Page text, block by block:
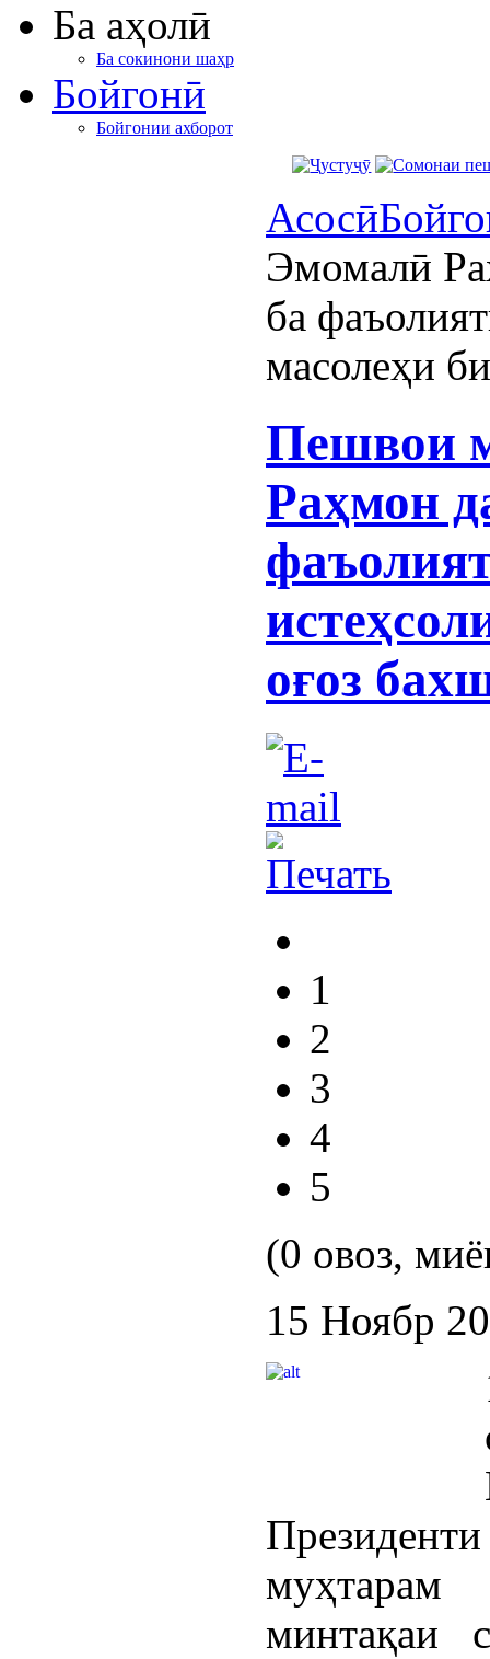
Ба аҳолӣ
Ба сокинони шаҳр
Бойгонӣ
Бойгонии ахборот
Асосӣ
Эмомалӣ
ба
масолеҳи
Пешвои
Раҳмон
оғоз
1
2
3
4
5
(0 овоз,
15 Ноябр
минтақаи